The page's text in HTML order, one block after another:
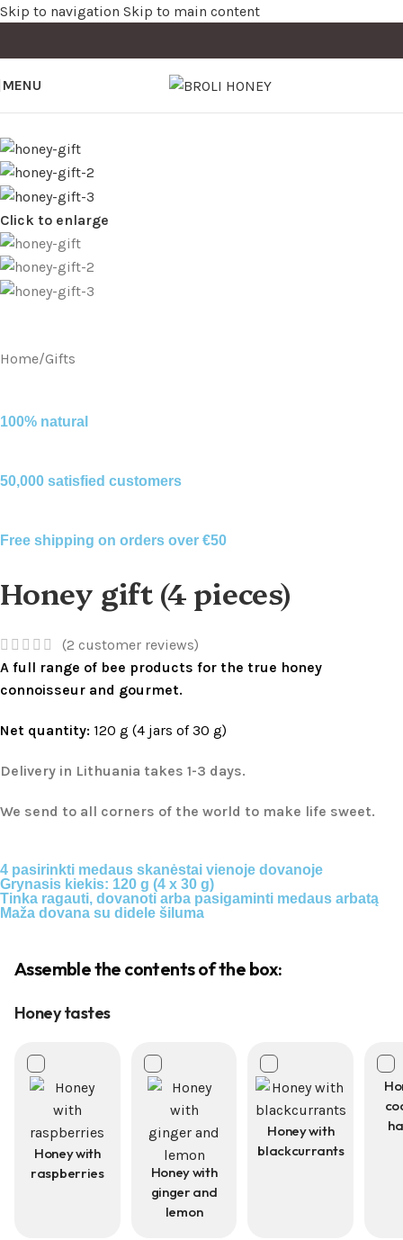
Skip to navigation Skip to main content
MENU
Click to enlarge
Home/Gifts
100% natural
50,000 satisfied customers
Free shipping on orders over €50
Honey gift (4 pieces)
(2 customer reviews)
A full range of bee products for the true honey
connoisseur and gourmet.
Net quantity: 120 g (4 jars of 30 g)
Delivery in Lithuania takes 1-3 days.
We send to all corners of the world to make life sweet.
4 pasirinkti medaus skanėstai vienoje dovanoje
Grynasis kiekis: 120 g (4 x 30 g)
Tinka ragauti, dovanoti arba pasigaminti medaus arbatą
Maža dovana su didele šiluma
Assemble the contents of the box:
Honey tastes
Honey with
raspberries
Honey with
ginger and
lemon
Honey with
blackcurrants